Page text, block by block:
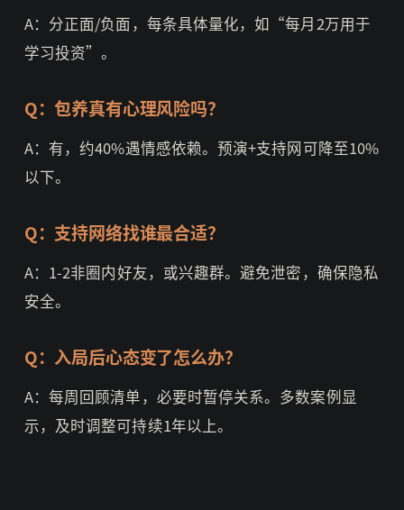
A：分正面/负面，每条具体量化，如“每月2万用于
学习投资”。
Q：包养真有心理风险吗？
A：有，约40%遇情感依赖。预演+支持网可降至10%
以下。
Q：支持网络找谁最合适？
A：1-2非圈内好友，或兴趣群。避免泄密，确保隐私
安全。
Q：入局后心态变了怎么办？
A：每周回顾清单，必要时暂停关系。多数案例显
示，及时调整可持续1年以上。